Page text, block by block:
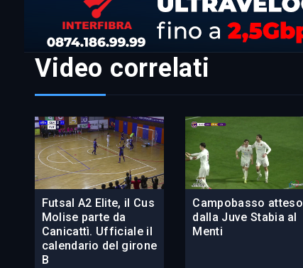
Video correlati
Futsal A2 Elite, il Cus
Molise parte da
Canicattì. Ufficiale il
calendario del girone
B
Campobasso atteso
dalla Juve Stabia al
Menti